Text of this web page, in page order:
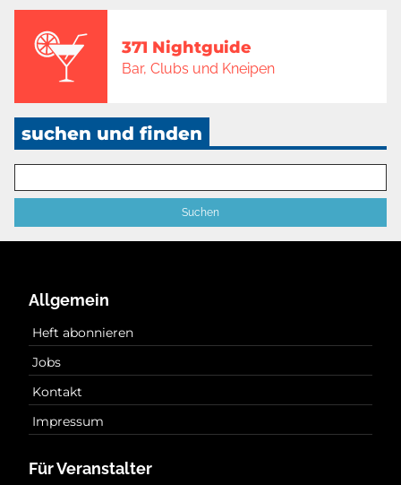
371 Nightguide
Bar, Clubs und Kneipen
suchen und finden
Allgemein
Heft abonnieren
Jobs
Kontakt
Impressum
Für Veranstalter